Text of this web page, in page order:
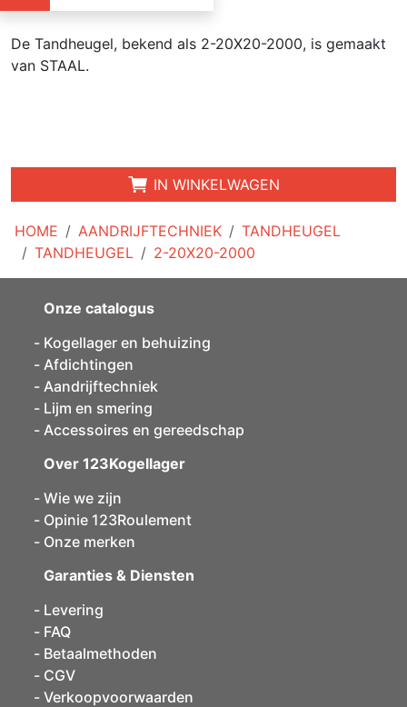
HOME AANDRIJFTECHNIEK
TANDHEUGEL
TANDHEUGEL
2-20X20-2000
De Tandheugel, bekend als 2-20X20-2000, is gemaakt
van STAAL.
IN WINKELWAGEN
Onze catalogus
Kogellager en behuizing
Afdichtingen
Aandrijftechniek
Lijm en smering
Accessoires en gereedschap
Over 123Kogellager
Wie we zijn
Opinie 123Roulement
Onze merken
Garanties & Diensten
Levering
FAQ
Betaalmethoden
CGV
Verkoopvoorwaarden